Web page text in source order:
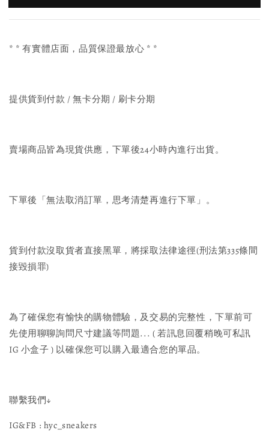
* * 有實體店面，品質保證最放心 * *
提供貨到付款 / 無卡分期 / 刷卡分期
賣場商品皆為現貨供應，下單後24小時內進行出貨。
下單後「無法取消訂單，思考清楚再進行下單」。
貨到付款沒取貨者直接黑單，將採取法律途徑(刑法第335條間
接毀損罪)
為了確保您有愉快的購物體驗，及交易的完整性，下單前可
先使用聊聊詢問尺寸建議等問題... ( 若訊息回覆稍晚可私訊
IG 小盒子 ) 以確保您可以購入最適合您的單品。
聯繫我們↓
IG&FB : hyc_sneakers